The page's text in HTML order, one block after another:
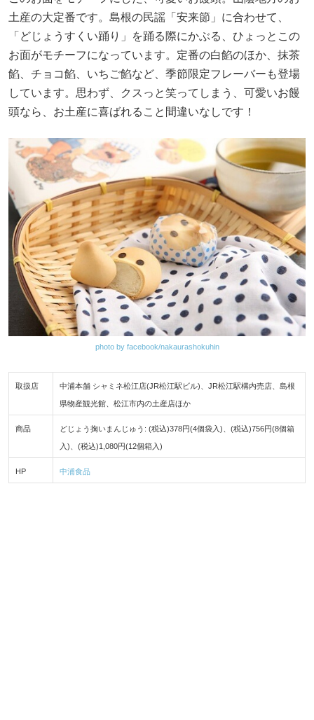
土産の大定番です。島根の民謡「安来節」に合わせて、
「どじょうすくい踊り」を踊る際にかぶる、ひょっとこの
お面がモチーフになっています。定番の白餡のほか、抹茶
餡、チョコ餡、いちご餡など、季節限定フレーバーも登場
しています。思わず、クスっと笑ってしまう、可愛いお饅
頭なら、お土産に喜ばれること間違いなしです！
photo by facebook/nakaurashokuhin
取扱店 中浦本舗 シャミネ松江店(JR松江駅ビル)、JR松江駅構内売店、島根
県物産観光館、松江市内の土産店ほか
商品 どじょう掬いまんじゅう: (税込)378円(4個袋入)、(税込)756円(8個箱
入)、(税込)1,080円(12個箱入)
HP 中浦食品